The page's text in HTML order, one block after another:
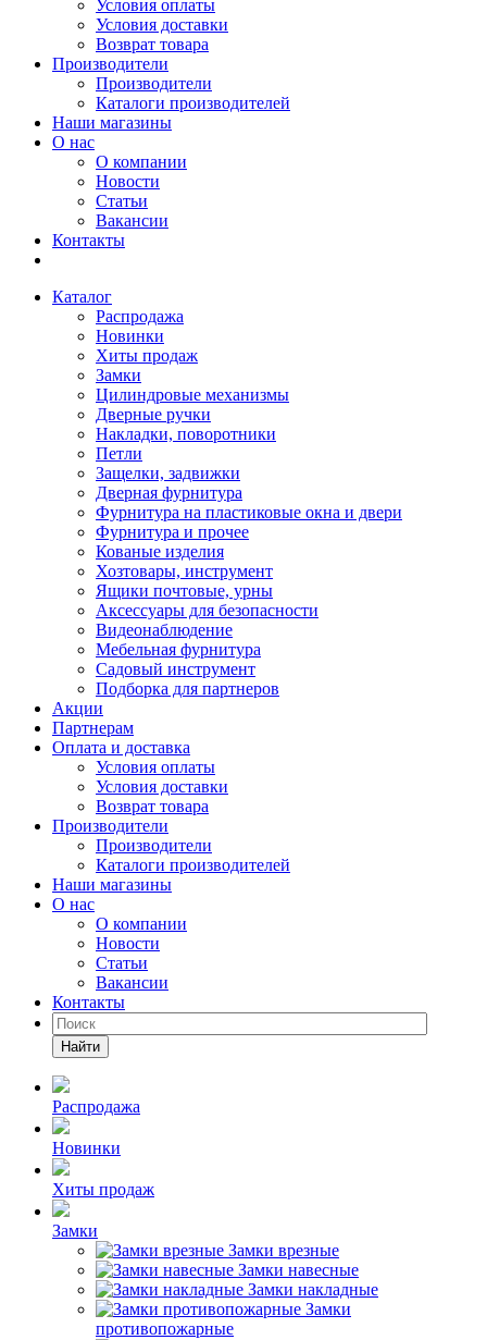
Условия оплаты
Условия доставки
Возврат товара
Производители
Производители
Каталоги производителей
Наши магазины
О нас
О компании
Новости
Статьи
Вакансии
Контакты
Каталог
Распродажа
Новинки
Хиты продаж
Замки
Цилиндровые механизмы
Дверные ручки
Накладки, поворотники
Петли
Защелки, задвижки
Дверная фурнитура
Фурнитура на пластиковые окна и двери
Фурнитура и прочее
Кованые изделия
Хозтовары, инструмент
Ящики почтовые, урны
Аксессуары для безопасности
Видеонаблюдение
Мебельная фурнитура
Садовый инструмент
Подборка для партнеров
Акции
Партнерам
Оплата и доставка
Условия оплаты
Условия доставки
Возврат товара
Производители
Производители
Каталоги производителей
Наши магазины
О нас
О компании
Новости
Статьи
Вакансии
Контакты
Найти
Распродажа
Новинки
Хиты продаж
Замки
Замки врезные
Замки навесные
Замки накладные
Замки
противопожарные